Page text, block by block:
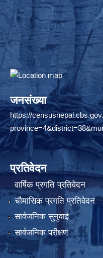
जनसंख्या
https://
प्रतिवेदन
वार्षिक प्रगति प्रतिवेदन
चौमासिक प्रगति प्रतिवेदन
सार्वजनिक सुनुवाई
सार्वजनिक परीक्षण